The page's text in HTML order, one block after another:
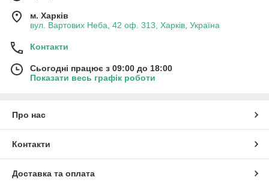
м. Харків
вул. Вартових Неба, 42 оф. 313, Харків, Україна
Контакти
Сьогодні працює з 09:00 до 18:00
Показати весь графік роботи
Про нас
Контакти
Доставка та оплата